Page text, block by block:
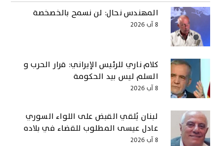
المهندس نحال: لن نسمح بالخصخصة
8 آب 2026
كلام ناري للرئيس الإيراني: قرار الحرب و
السلم ليس بيد الحكومة
8 آب 2026
لبنان يُلقي القبض على اللواء السوري
عادل عيسى المطلوب للقضاء في بلاده
8 آب 2026